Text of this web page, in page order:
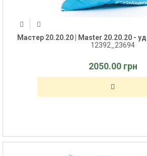
Мастер 20.20.20 | Master 20.20.20 -
12392_23694
2050.00 грн